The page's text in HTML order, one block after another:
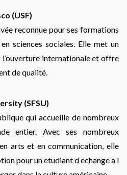
(USF)
reconnue pour ses formations
sciences sociales. Elle met un
l’ouverture internationale et offre
de qualité.
(SFSU)
qui accueille de nombreux
entier. Avec ses nombreux
arts et en communication, elle
pour un etudiant d echange a l